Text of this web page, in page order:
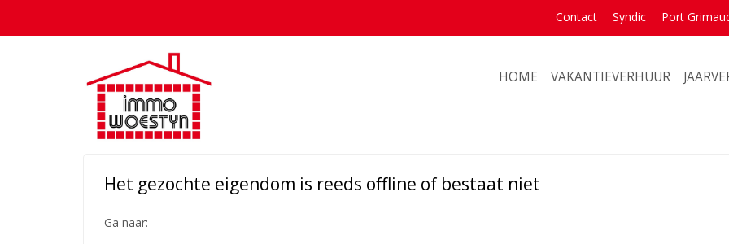
Contact Syndic Port
HOME VAKANTIEVERHUUR
Het gezochte eigendom is reeds offline of bestaat niet
Ga naar: